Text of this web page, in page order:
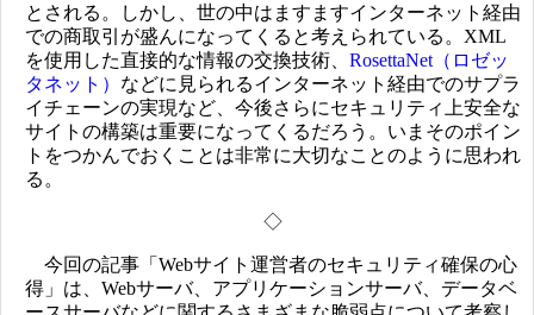
とされる。しかし、世の中はますますインターネット経由
での商取引が盛んになってくると考えられている。XML
を使用した直接的な情報の交換技術、 RosettaNet（ロゼッ
タネット） などに見られるインターネット経由でのサプラ
イチェーンの実現など、今後さらにセキュリティ上安全な
サイトの構築は重要になってくるだろう。いまそのポイン
トをつかんでおくことは非常に大切なことのように思われ
る。
◇
今回の記事「Webサイト運営者のセキュリティ確保の心
得」は、Webサーバ、アプリケーションサーバ、データベ